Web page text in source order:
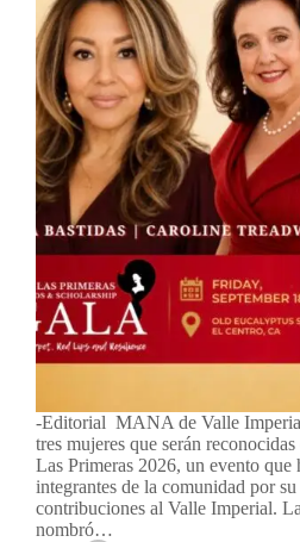
-Editorial MANA de Valle
tres mujeres que serán
Las Primeras 2026, un evento que
integrantes de la comunidad por
contribuciones al Valle Imperial.
nombró…